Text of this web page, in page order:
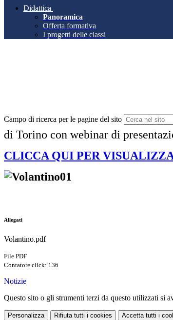
Didattica
Panoramica
Offerta formativa
I progetti delle classi
Campo di ricerca per le pagine del sito
di Torino con webinar di
CLICCA QUI PER
Allegati
Volantino.pdf
File PDF
Contatore click: 136
Notizie
Questo sito o gli strumenti terzi da questo utilizzati si
Personalizza Rifiuta tutti i cookies Accetta tutti i